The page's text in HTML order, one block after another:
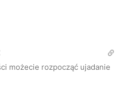
możecie rozpocząć ujadanie